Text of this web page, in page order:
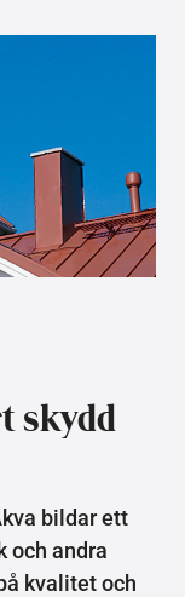
skydd
bildar ett
och andra
kvalitet och